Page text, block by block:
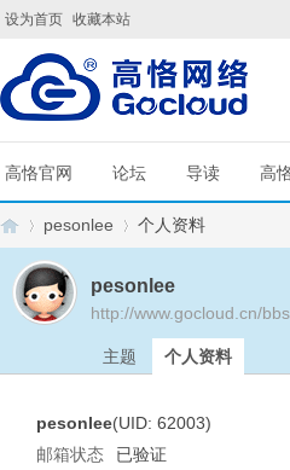
设为首页 收藏本站
高恪官网 论坛 导读 高
pesonlee 个人资料
pesonlee
http://www.gocloud.cn/
主题 个人资料
pesonlee(UID: 62003)
邮箱状态
已验证